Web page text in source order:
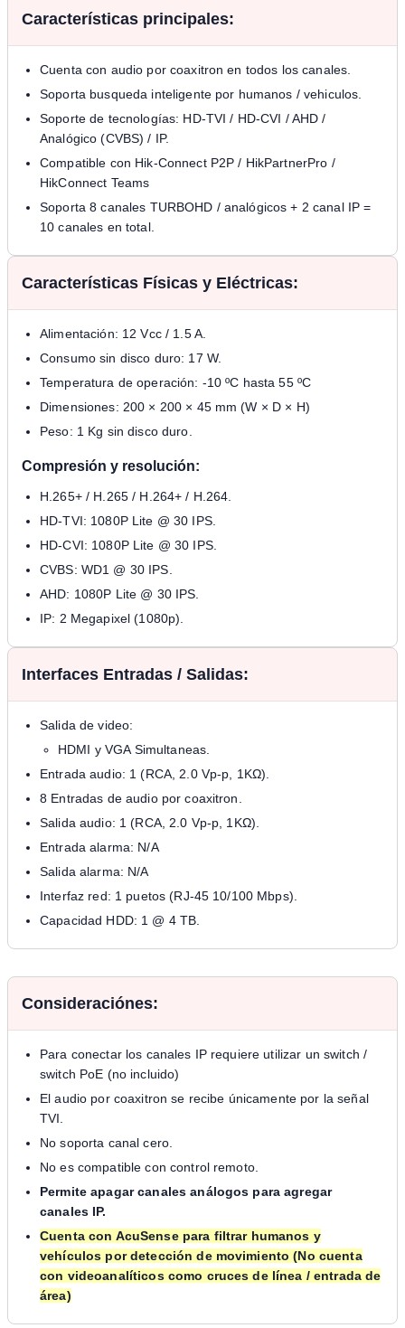
Características principales:
Cuenta con audio por coaxitron en todos los canales.
Soporta busqueda inteligente por humanos / vehiculos.
Soporte de tecnologías: HD-TVI / HD-CVI / AHD /
Analógico (CVBS) / IP.
Compatible con Hik-Connect P2P / HikPartnerPro /
HikConnect Teams
Soporta 8 canales TURBOHD / analógicos + 2 canal IP =
10 canales en total.
Características Físicas y Eléctricas:
Alimentación: 12 Vcc / 1.5 A.
Consumo sin disco duro: 17 W.
Temperatura de operación: -10 ºC hasta 55 ºC
Dimensiones: 200 × 200 × 45 mm (W × D × H)
Peso: 1 Kg sin disco duro.
Compresión y resolución:
H.265+ / H.265 / H.264+ / H.264.
HD-TVI: 1080P Lite @ 30 IPS.
HD-CVI: 1080P Lite @ 30 IPS.
CVBS: WD1 @ 30 IPS.
AHD: 1080P Lite @ 30 IPS.
IP: 2 Megapixel (1080p).
Interfaces Entradas / Salidas:
Salida de video:
HDMI y VGA Simultaneas.
Entrada audio: 1 (RCA, 2.0 Vp-p, 1KΩ).
8 Entradas de audio por coaxitron.
Salida audio: 1 (RCA, 2.0 Vp-p, 1KΩ).
Entrada alarma: N/A
Salida alarma: N/A
Interfaz red: 1 puetos (RJ-45 10/100 Mbps).
Capacidad HDD: 1 @ 4 TB.
Consideraciónes:
Para conectar los canales IP requiere utilizar un switch /
switch PoE (no incluido)
El audio por coaxitron se recibe únicamente por la señal
TVI.
No soporta canal cero.
No es compatible con control remoto.
Permite apagar canales análogos para agregar
canales IP.
Cuenta con AcuSense para filtrar humanos y
vehículos por detección de movimiento (No cuenta
con videoanalíticos como cruces de línea / entrada de
área)